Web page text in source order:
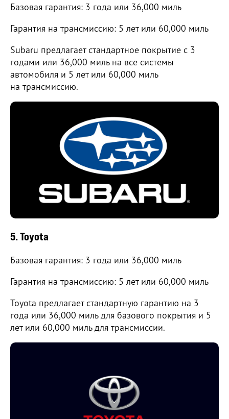
Базовая гарантия: 3 года или 36,000 миль
Гарантия на трансмиссию: 5 лет или 60,000 миль
Subaru предлагает стандартное покрытие с 3
годами или 36,000 миль на все системы
автомобиля и 5 лет или 60,000 миль
на трансмиссию.
5. Toyota
Базовая гарантия: 3 года или 36,000 миль
Гарантия на трансмиссию: 5 лет или 60,000 миль
Toyota предлагает стандартную гарантию на 3
года или 36,000 миль для базового покрытия и 5
лет или 60,000 миль для трансмиссии.